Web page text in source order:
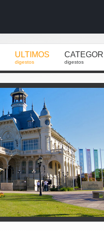
ULTIMOS
digestos digestos